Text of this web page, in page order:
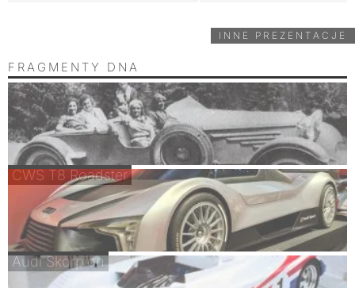
INNE PREZENTACJE
FRAGMENTY DNA
CWS T8 Roadster
Audi Skorpion